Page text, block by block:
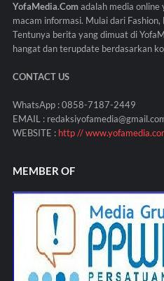
YofaMedia.Comadalah media online
macam informasi. Mulai dari
Tentunya berita yang dimuat di
hangat dan terupdate berdasarkan
CONTACT US
WhatsApp : 0858-7187-2449
EMAIL :
WEBSITE : http //
MEMBER OF